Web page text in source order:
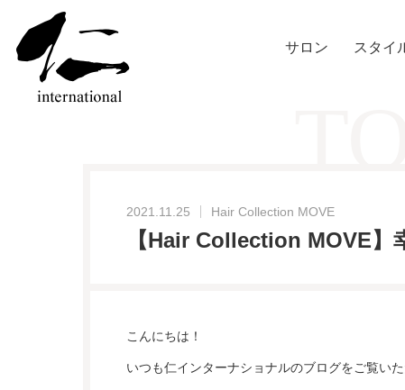
サロン スタイ
2021.11.25 Hair Collection MOVE
【Hair Collection MOVE】
こんにちは！
いつも仁インターナショナルのブログをご覧い